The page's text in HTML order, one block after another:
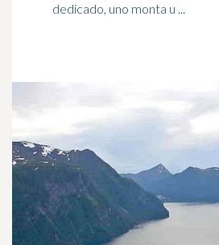
dedicado, uno monta u ...